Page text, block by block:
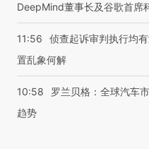
DeepMind董事长及谷歌首席
11:56
侦查起诉审判执行均
置乱象何解
10:58
罗兰贝格：全球汽车
趋势